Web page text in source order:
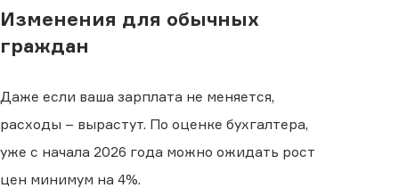
Изменения для обычных
граждан
Даже если ваша зарплата не меняется,
расходы – вырастут. По оценке бухгалтера,
уже с начала 2026 года можно ожидать рост
цен минимум на 4%.